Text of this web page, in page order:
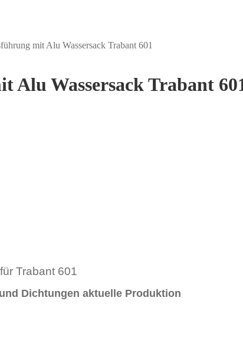
mit Alu Wassersack Trabant 601
Alu Wassersack Trabant
Trabant 601
Dichtungen aktuelle Produktion